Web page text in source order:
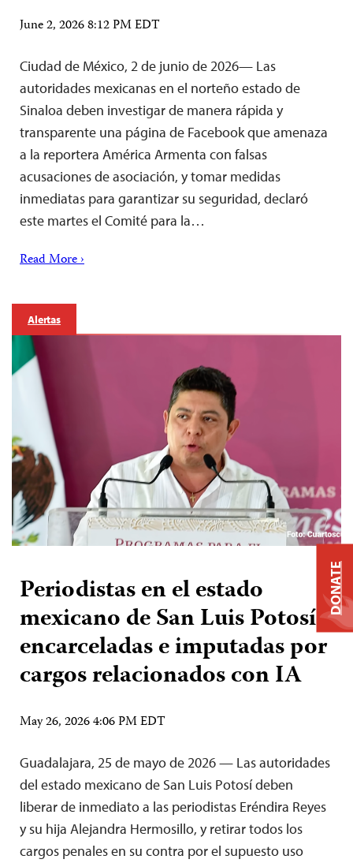
June 2, 2026 8:12 PM EDT
Ciudad de México, 2 de junio de 2026— Las
autoridades mexicanas en el norteño estado de
Sinaloa deben investigar de manera rápida y
transparente una página de Facebook que amenaza
a la reportera América Armenta con falsas
acusaciones de asociación, y tomar medidas
inmediatas para garantizar su seguridad, declaró
este martes el Comité para la…
Read More ›
Alertas
Periodistas en el estado
mexicano de San Luis Potosí
encarceladas e imputadas por
cargos relacionados con IA
May 26, 2026 4:06 PM EDT
Guadalajara, 25 de mayo de 2026 — Las autoridades
del estado mexicano de San Luis Potosí deben
liberar de inmediato a las periodistas Eréndira Reyes
y su hija Alejandra Hermosillo, y retirar todos los
cargos penales en su contra por el supuesto uso
DONATE